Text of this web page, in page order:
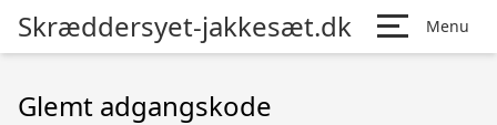
Skræddersyet-jakkesæt.dk Menu
Glemt adgangskode